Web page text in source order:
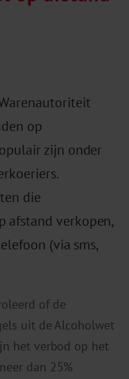
op
zijn onder
die
afstand verkopen,
(via sms,
of de
uit de Alcoholwet
het verbod op het
dan 25%